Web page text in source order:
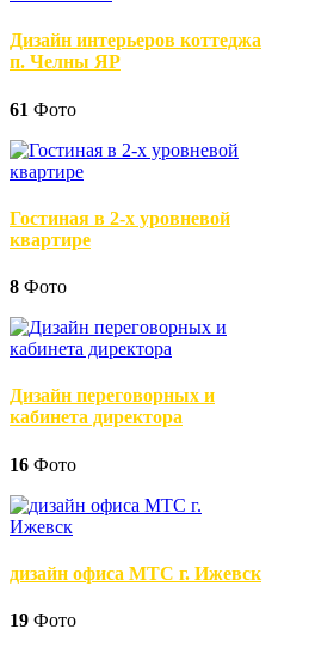
Дизайн интерьеров коттеджа
п. Челны ЯР
61 Фото
Гостиная в 2-х уровневой
квартире
8 Фото
Дизайн переговорных и
кабинета директора
16 Фото
дизайн офиса МТС г. Ижевск
19 Фото